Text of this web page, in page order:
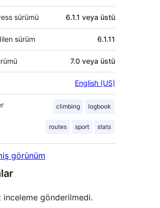
sürümü 6.1.1 veya üstü
sürüm 6.1.11
7.0 veya üstü
English (US)
climbing logbook
routes sport stats
görünüm
inceleme gönderilmedi.